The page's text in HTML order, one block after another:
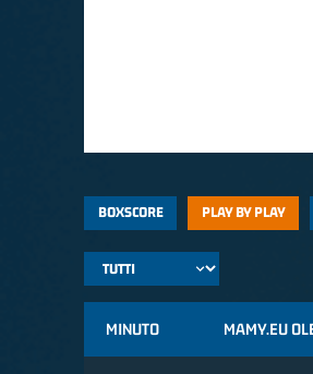
BOXSCORE PLAY BY PLAY
MINUTO MAMY.EU